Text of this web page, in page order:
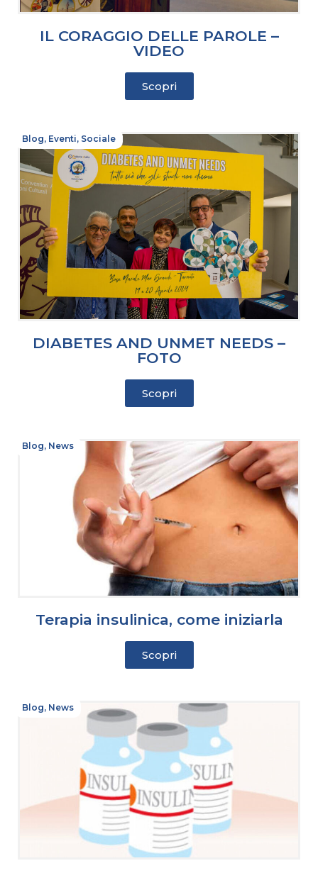
IL CORAGGIO DELLE PAROLE –
VIDEO
Scopri
Blog, Eventi, Sociale
DIABETES AND UNMET NEEDS –
FOTO
Scopri
Blog, News
Terapia insulinica, come iniziarla
Scopri
Blog, News